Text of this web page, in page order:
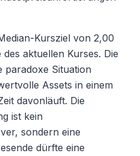
Kursziel von 2,00
aktuellen Kurses. Die
paradoxe Situation
Assets in einem
davonläuft. Die
ist kein
sondern eine
dürfte eine